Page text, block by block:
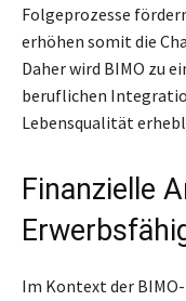
Folgeprozesse
erhöhen somit die
Daher wird BIMO zu
beruflichen
Lebensqualität
Finanzielle
Im Kontext der